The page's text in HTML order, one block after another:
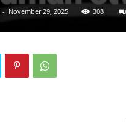
- November 29, 2025 308